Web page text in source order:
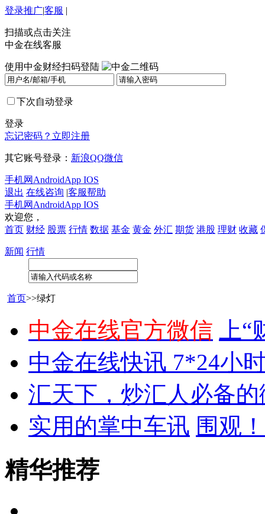
登录推广|客服 |
扫描或点击关注
中金在线客服
使用中金财经扫码登陆
下次自动登录
登录
忘记密码？ 立即注册
其它账号登录： 新浪QQ微信
手机网 AndroidApp IOS
退出 在线咨询 |客服帮助
手机网 AndroidApp IOS
欢迎您，
首页 财经 股票 行情 数据 基金 黄金 外汇 期货 港股 理财 收藏
新闻 行情
首页>>绿灯
中金在线官方微信
上
中金在线快讯 7*24小
汇天下，炒汇人必备
实用的掌中车讯 围观
精华推荐